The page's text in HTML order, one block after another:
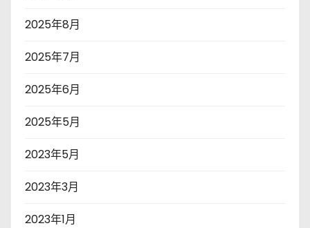
2025年8月
2025年7月
2025年6月
2025年5月
2023年5月
2023年3月
2023年1月